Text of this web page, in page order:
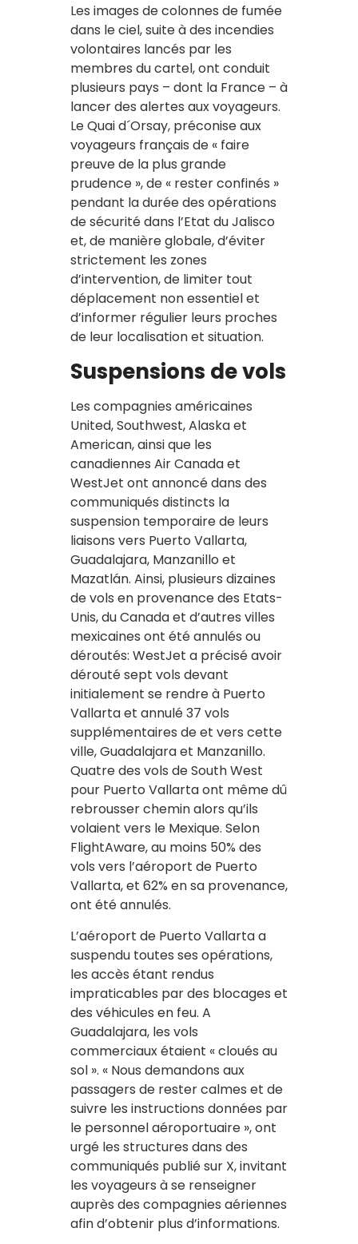
Les images de colonnes de fumée
dans le ciel, suite à des incendies
volontaires lancés par les
membres du cartel, ont conduit
plusieurs pays – dont la France – à
lancer des alertes aux voyageurs.
Le Quai d´Orsay, préconise aux
voyageurs français de « faire
preuve de la plus grande
prudence », de « rester confinés »
pendant la durée des opérations
de sécurité dans l’Etat du Jalisco
et, de manière globale, d’éviter
strictement les zones
d’intervention, de limiter tout
déplacement non essentiel et
d’informer régulier leurs proches
de leur localisation et situation.
Suspensions de vols
Les compagnies américaines
United, Southwest, Alaska et
American, ainsi que les
canadiennes Air Canada et
WestJet ont annoncé dans des
communiqués distincts la
suspension temporaire de leurs
liaisons vers Puerto Vallarta,
Guadalajara, Manzanillo et
Mazatlán. Ainsi, plusieurs dizaines
de vols en provenance des Etats-
Unis, du Canada et d’autres villes
mexicaines ont été annulés ou
déroutés: WestJet a précisé avoir
dérouté sept vols devant
initialement se rendre à Puerto
Vallarta et annulé 37 vols
supplémentaires de et vers cette
ville, Guadalajara et Manzanillo.
Quatre des vols de South West
pour Puerto Vallarta ont même dû
rebrousser chemin alors qu’ils
volaient vers le Mexique. Selon
FlightAware, au moins 50% des
vols vers l’aéroport de Puerto
Vallarta, et 62% en sa provenance,
ont été annulés.
L’aéroport de Puerto Vallarta a
suspendu toutes ses opérations,
les accès étant rendus
impraticables par des blocages et
des véhicules en feu. A
Guadalajara, les vols
commerciaux étaient « cloués au
sol ». « Nous demandons aux
passagers de rester calmes et de
suivre les instructions données par
le personnel aéroportuaire », ont
urgé les structures dans des
communiqués publié sur X, invitant
les voyageurs à se renseigner
auprès des compagnies aériennes
afin d’obtenir plus d’informations.